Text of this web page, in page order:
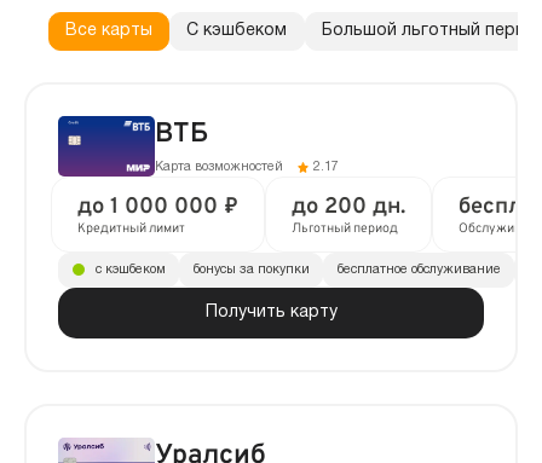
Все карты С кэшбеком Большой льготный
ВТБ
Карта возможностей 2.17
до 1 000 000 ₽
Кредитный лимит
до 200 дн.
Льготный период
Получить карту
с кэшбеком бонусы за покупки бесплатное обслуживание